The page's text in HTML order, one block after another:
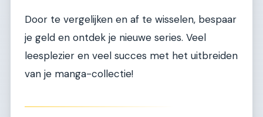
Door te vergelijken en af te wisselen, bespaar
je geld en ontdek je nieuwe series. Veel
leesplezier en veel succes met het uitbreiden
van je manga-collectie!